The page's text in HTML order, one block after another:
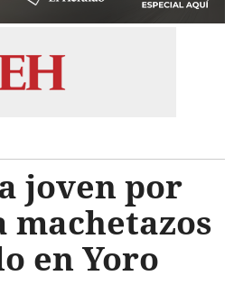
joven por
machetazos
en Yoro